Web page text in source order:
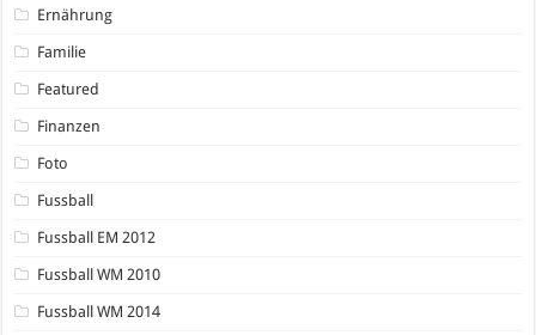
Ernährung
Familie
Featured
Finanzen
Foto
Fussball
Fussball EM 2012
Fussball WM 2010
Fussball WM 2014